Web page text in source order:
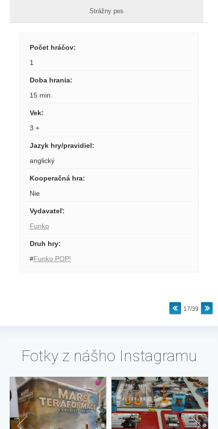
Strážny pes
Počet hráčov:
1
Doba hrania:
15 min.
Vek:
3 +
Jazyk hry/pravidiel:
anglický
Kooperačná hra:
Nie
Vydavateľ:
Funko
Druh hry:
#Funko POP!
17/39
Fotky z nášho Instagramu